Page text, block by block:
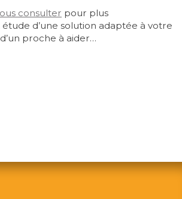
consulter pour plus
étude d’une solution adaptée à votre
proche à aider…